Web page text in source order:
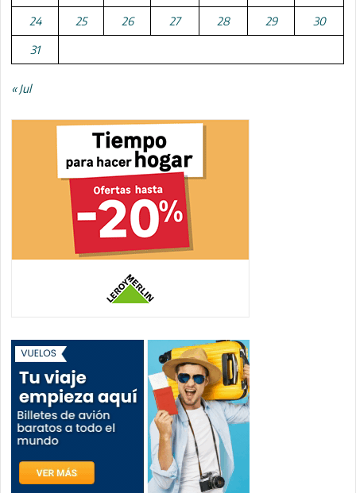
24 25 26 27 28 29 30
31
« Jul